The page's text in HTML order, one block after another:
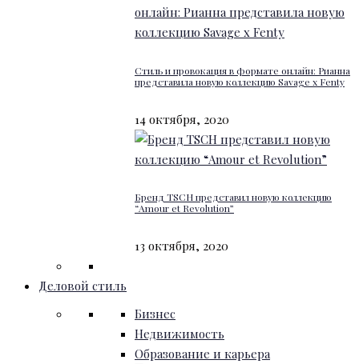
Стиль и провокация в формате онлайн: Рианна
представила новую коллекцию Savage x Fenty
14 октября, 2020
Бренд TSCH представил новую коллекцию
“Amour et Revolution”
13 октября, 2020
Деловой стиль
Бизнес
Недвижимость
Образование и карьера